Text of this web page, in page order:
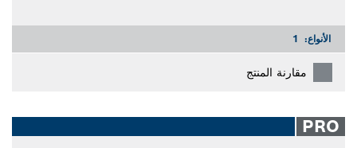
الأنواع: 1
مقارنة المنتج
PRO